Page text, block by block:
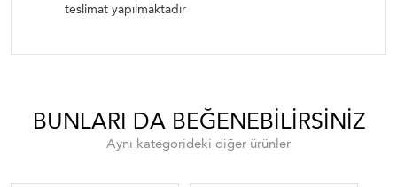
teslimat yapılmaktadır
BUNLARI DA BEĞENEBILIRSINIZ
Aynı kategorideki diğer ürünler